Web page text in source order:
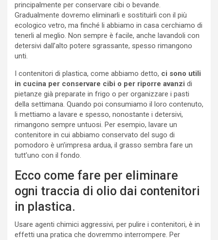
principalmente per conservare cibi o bevande.
Gradualmente dovremo eliminarli e sostituirli con il più
ecologico vetro, ma finché li abbiamo in casa cerchiamo di
tenerli al meglio. Non sempre è facile, anche lavandoli con
detersivi dall’alto potere sgrassante, spesso rimangono
unti.
I contenitori di plastica, come abbiamo detto, ci sono utili
in cucina per conservare cibi o per riporre avanzi di
pietanze già preparate in frigo o per organizzare i pasti
della settimana. Quando poi consumiamo il loro contenuto,
li mettiamo a lavare e spesso, nonostante i detersivi,
rimangono sempre untuosi. Per esempio, lavare un
contenitore in cui abbiamo conservato del sugo di
pomodoro è un’impresa ardua, il grasso sembra fare un
tutt’uno con il fondo.
Ecco come fare per eliminare
ogni traccia di olio dai contenitori
in plastica.
Usare agenti chimici aggressivi, per pulire i contenitori, è in
effetti una pratica che dovremmo interrompere. Per